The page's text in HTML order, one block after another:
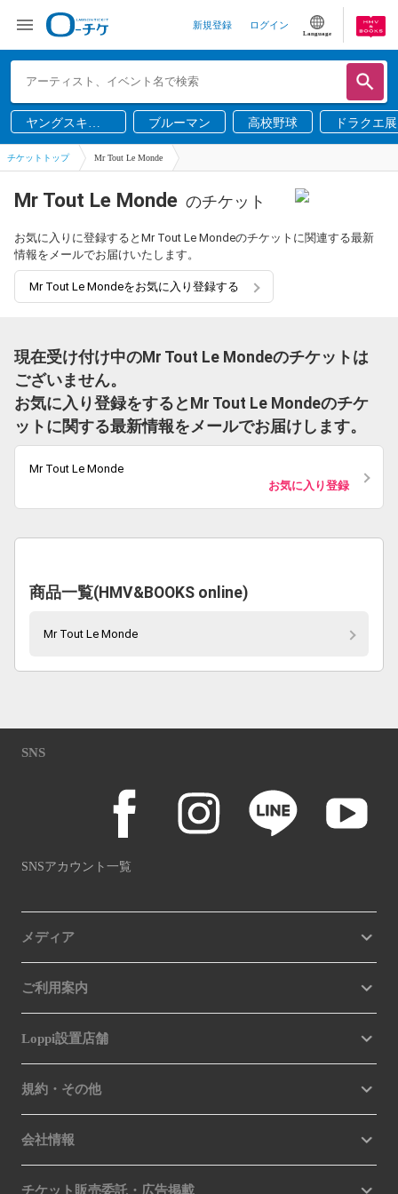
新規登録 ログイン
Language
ヤングスキニ
ー
ブルーマン 高校野球 ドラクエ展
チケットトップ Mr Tout Le Monde
Mr Tout Le Monde のチケット
お気に入りに登録するとMr Tout Le Mondeのチケットに関連する最新
情報をメールでお届けいたします。
Mr Tout Le Mondeをお気に入り登録する
現在受け付け中のMr Tout Le Mondeのチケットは
ございません。
お気に入り登録をするとMr Tout Le Mondeのチケ
ットに関する最新情報をメールでお届けします。
Mr Tout Le Monde
お気に入り登録
商品一覧(HMV&BOOKS online)
Mr Tout Le Monde
SNS
SNSアカウント一覧
メディア
ご利用案内
Loppi設置店舗
規約・その他
会社情報
チケット販売委託・広告掲載